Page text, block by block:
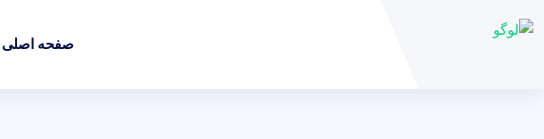
صفحه اصلی